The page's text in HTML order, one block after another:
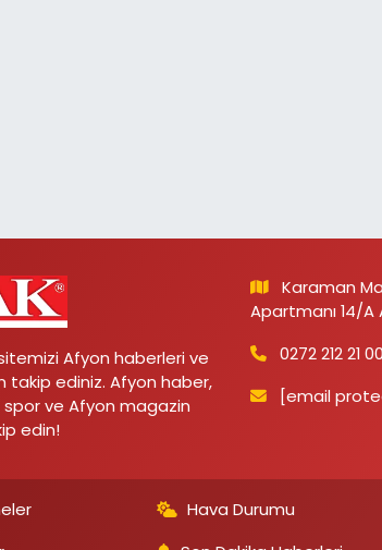
Afyon haberleri ve
takip ediniz. Afyon haber,
ve Afyon magazin
edin!
Karaman
Apartmanı 14/
0272 212 21 00
[email
Hava Durumu